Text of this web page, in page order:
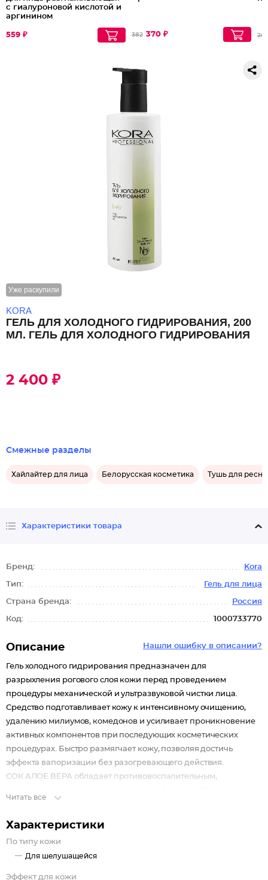
с гиалуроновой кислотой и
аргинином
559 ₽ 382 370 ₽ 268
Уже раскупили
KORA
ГЕЛЬ ДЛЯ ХОЛОДНОГО ГИДРИРОВАНИЯ, 200
МЛ. ГЕЛЬ ДЛЯ ХОЛОДНОГО ГИДРИРОВАНИЯ
2 400 ₽
Смежные разделы
Хайлайтер для лица Белорусская косметика Тушь для
Характеристики товара
Бренд: Kora
Тип: Гель для лица
Страна бренда: Россия
Код: 1000733770
Нашли ошибку в описании?
Описание
Гель холодного гидрирования предназначен для
разрыхления рогового слоя кожи перед проведением
процедуры механической и ультразвуковой чистки лица.
Средство подготавливает кожу к интенсивному очищению,
удалению милиумов, комедонов и усиливает проникновение
активных компонентов при последующих косметических
процедурах. Быстро размягчает кожу, позволяя достичь
эффекта вапоризации без разогревающего действия.
СОК АЛОЕ ВЕРА обладает противовоспалительным,
деликатно очищают, выравнивают рельеф и тон кожи.
ЭЛЕКТРОЛИТНЫЙ КОМПЛЕКС усиливает проводимость токов
при проведении косметологических аппаратных процедур.
Читать все
Характеристики
По типу кожи
Для шелушащейся
Эффект для кожи